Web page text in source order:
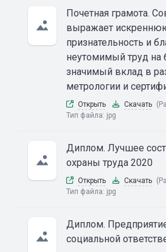
Почетная грамота.
выражает
признательность и
неутомимый труд на
значимый вклад в
метрологии и
Открыть Скачать
Тип файла: jpg
Диплом. Лучшее
охраны труда 2020
Открыть Скачать
Тип файла: jpg
Диплом.
социальной